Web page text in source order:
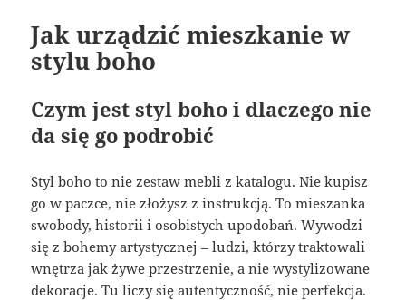
Jak urządzić mieszkanie w
stylu boho
Czym jest styl boho i dlaczego nie
da się go podrobić
Styl boho to nie zestaw mebli z katalogu. Nie kupisz
go w paczce, nie złożysz z instrukcją. To mieszanka
swobody, historii i osobistych upodobań. Wywodzi
się z bohemy artystycznej – ludzi, którzy traktowali
wnętrza jak żywe przestrzenie, a nie wystylizowane
dekoracje. Tu liczy się autentyczność, nie perfekcja.